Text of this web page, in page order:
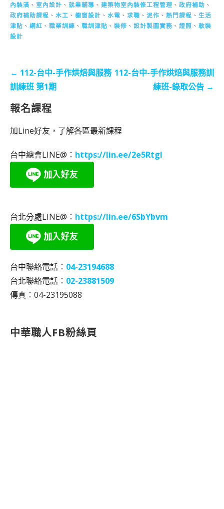
內裝潢 、 室內設計 、 就業輔導 、 建築物室內裝修工程管理 、 政府補助 、
政府補助課程 、 木工 、 櫥窗設計 、 水電 、 求職 、 泥作 、 熱門課程 、 生活
津貼 、 網紅 、 職業訓練 、 職訓津貼 、 裝修 、 設計製圖實務 、 證照 、 軟裝
設計
← 112-台中-手作烘焙與服務
訓練班 第1期
112-台中-手作烘焙與服務訓
練班-錄取公告 →
報名課程
加Line好友，了解各區最新課程
台中總會LINE@： https://lin.ee/2e5RtgI
台北分處LINE@： https://lin.ee/6SbYbvm
台中聯絡電話： 04-23194688
台北聯絡電話： 02-23881509
傳真：04-23195088
中華職人FB粉絲頁